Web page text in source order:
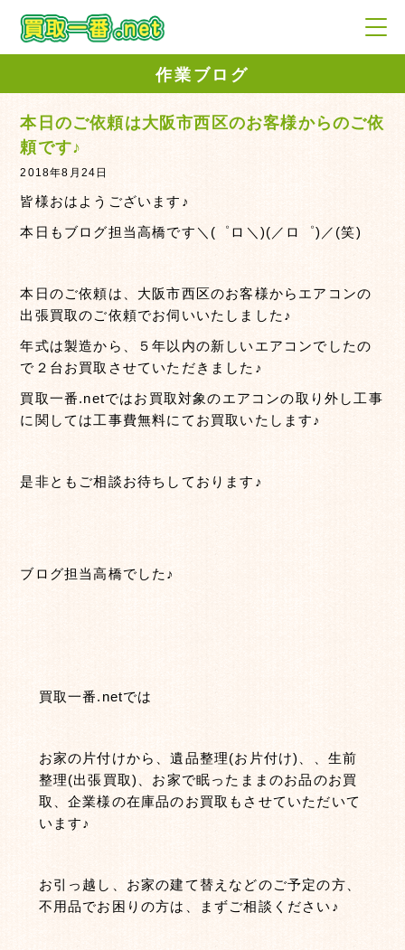
作業ブログ
本日のご依頼は大阪市西区のお客様からのご依
頼です♪
2018年8月24日
皆様おはようございます♪
本日もブログ担当高橋です＼(゜ロ＼)(／ロ゜)／(笑)
本日のご依頼は、大阪市西区のお客様からエアコンの
出張買取のご依頼でお伺いいたしました♪
年式は製造から、５年以内の新しいエアコンでしたの
で２台お買取させていただきました♪
買取一番.netではお買取対象のエアコンの取り外し工事
に関しては工事費無料にてお買取いたします♪
是非ともご相談お待ちしております♪
ブログ担当高橋でした♪
買取一番.netでは
お家の片付けから、遺品整理(お片付け)、、生前
整理(出張買取)、お家で眠ったままのお品のお買
取、企業様の在庫品のお買取もさせていただいて
います♪
お引っ越し、お家の建て替えなどのご予定の方、
不用品でお困りの方は、まずご相談ください♪